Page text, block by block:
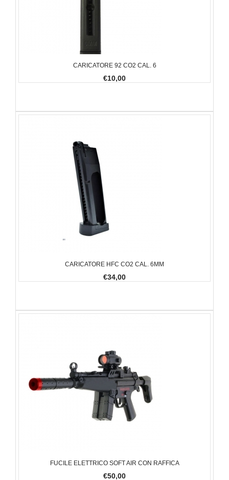
CARICATORE 92 CO2 CAL. 6
€10,00
CARICATORE HFC CO2 CAL. 6MM
€34,00
FUCILE ELETTRICO SOFT AIR CON RAFFICA
€50,00